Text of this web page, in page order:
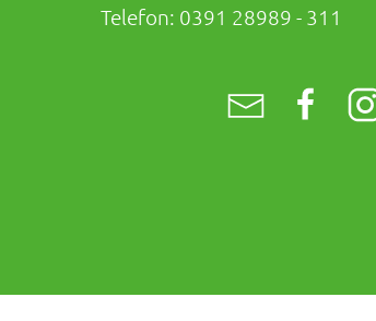
Telefon: 0391 28989 - 311